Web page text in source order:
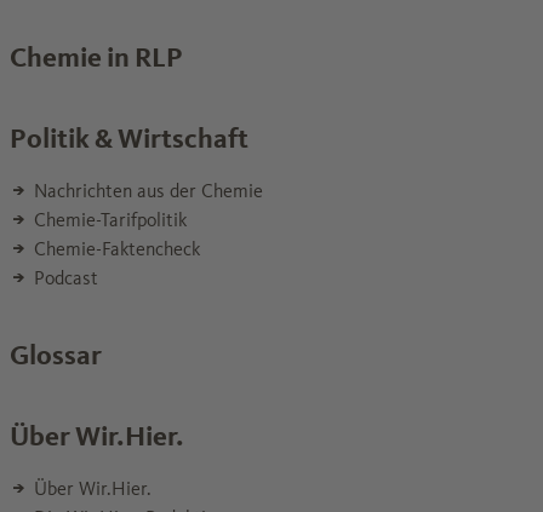
Chemie in RLP
Politik & Wirtschaft
Nachrichten aus der Chemie
Chemie-Tarifpolitik
Chemie-Faktencheck
Podcast
Glossar
Über Wir.Hier.
Über Wir.Hier.